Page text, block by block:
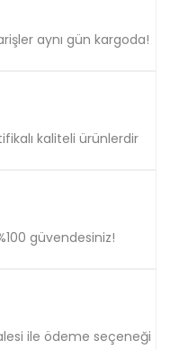
aynı gün kargoda!
kaliteli ürünlerdir
güvendesiniz!
ile ödeme seçeneği